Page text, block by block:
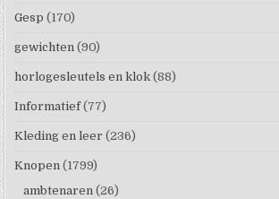
Gesp (170)
gewichten (90)
horlogesleutels en klok (88)
Informatief (77)
Kleding en leer (236)
Knopen (1799)
ambtenaren (26)